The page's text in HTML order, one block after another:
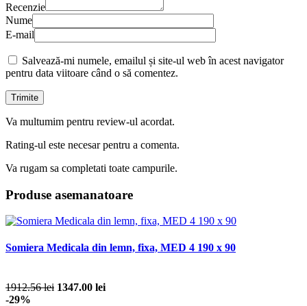
Recenzie
Nume
E-mail
Salvează-mi numele, emailul și site-ul web în acest navigator
pentru data viitoare când o să comentez.
Va multumim pentru review-ul acordat.
Rating-ul este necesar pentru a comenta.
Va rugam sa completati toate campurile.
Produse asemanatoare
Somiera Medicala din lemn, fixa, MED 4 190 x 90
1912.56 lei 1347.00 lei
-29%